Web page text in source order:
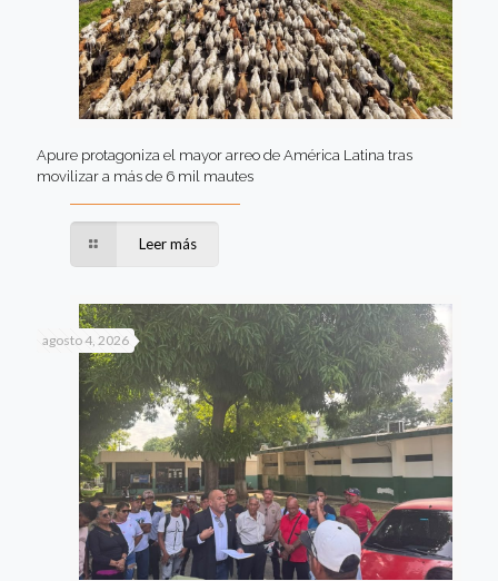
Apure protagoniza el mayor arreo de América Latina tras
movilizar a más de 6 mil mautes
Leer más
agosto 4, 2026